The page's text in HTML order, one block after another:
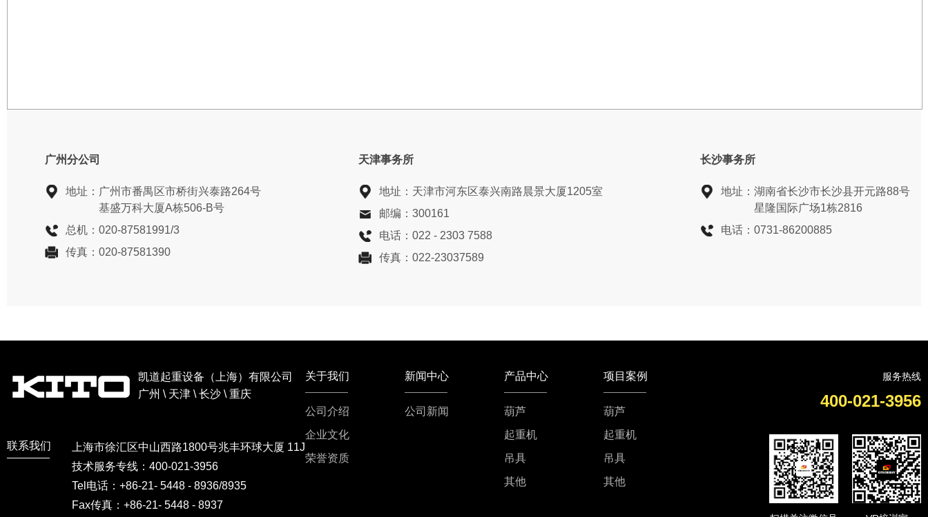
广州分公司
地址： 广州市番禺区市桥街兴泰路264号
基盛万科大厦A栋506-B号
总机： 020-87581991/3
传真： 020-87581390
天津事务所
地址： 天津市河东区泰兴南路晨景大厦1205室
邮编： 300161
电话： 022 - 2303 7588
传真： 022-23037589
长沙事务所
地址： 湖南省长沙市长沙县开元路88号
星隆国际广场1栋2816
电话： 0731-86200885
凯道起重设备（上海）有限公司
广州 \ 天津 \ 长沙 \ 重庆
联系我们
上海市徐汇区中山西路1800号兆丰环球大厦 11J
技术服务专线：400-021-3956
Tel电话：+86-21- 5448 - 8936/8935
Fax传真：+86-21- 5448 - 8937
服务热线
400-021-3956
关于我们
公司介绍
企业文化
荣誉资质
新闻中心
公司新闻
产品中心
葫芦
起重机
吊具
其他
项目案例
葫芦
起重机
吊具
其他